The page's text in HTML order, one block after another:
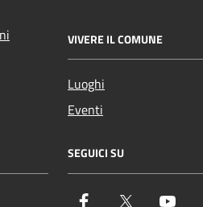
VIVERE IL COMUNE
Luoghi
Eventi
SEGUICI SU
Facebook Twitter